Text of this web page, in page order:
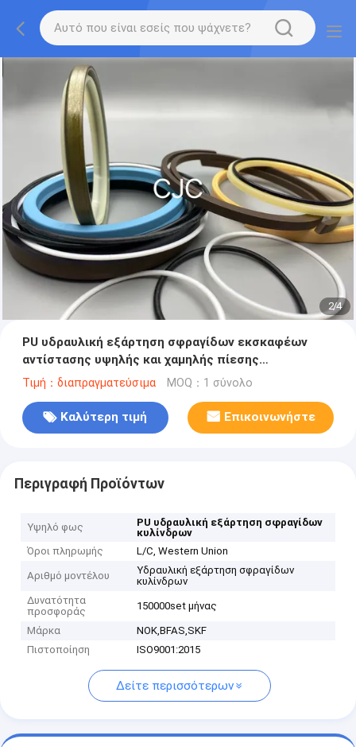
2/4
PU υδραυλική εξάρτηση σφραγίδων εκσκαφέων
αντίστασης υψηλής και χαμηλής πίεσης
εξαρτήσεων σφραγίδων κυλίνδρων
Τιμή：διαπραγματεύσιμα MOQ：1 σύνολο
Καλύτερη τιμή Επικοινωνήστε
Περιγραφή Προϊόντων
Υψηλό φως
PU υδραυλική εξάρτηση σφραγίδων
κυλίνδρων
Όροι πληρωμής
L/C, Western Union
Αριθμό μοντέλου
Υδραυλική εξάρτηση σφραγίδων
κυλίνδρων
Δυνατότητα
προσφοράς
150000set μήνας
Μάρκα
NOK,BFAS,SKF
Πιστοποίηση
ISO9001:2015
Δείτε περισσότερων